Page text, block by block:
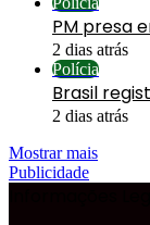
PM presa
2 dias atrás
Polícia
Brasil
2 dias atrás
Mostrar mais
Publicidade